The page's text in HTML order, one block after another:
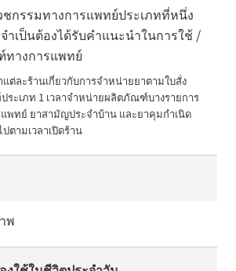
กรรมทางการแพทย์ประเภทที่หนึ่ง
เป็นต้องได้รับคำแนะนำในการใช้ /
างการแพทย์
ต่ละร้านเกี่ยวกับการจำหน่ายยาตามใบสั่ง
ะเภท 1 เวลาจำหน่ายผลิตภัณฑ์บางรายการ
พทย์ ยาสามัญประจำบ้าน และยาคุมกำเนิด
ตามเวลาเปิดร้าน
พ